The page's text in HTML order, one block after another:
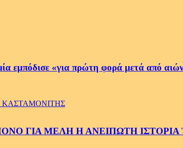
εμπόδισε «για πρώτη φορά μετά από
ΓΙΑ ΜΕΛΗ Η ΑΝΕΙΠΩΤΗ